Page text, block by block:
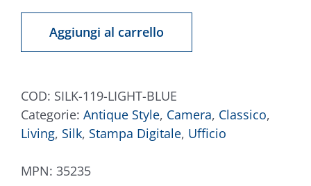
Azzurro
quantità
Aggiungi al carrello
COD: SILK-119-LIGHT-BLUE
Categorie: Antique Style, Camera, Classico,
Living, Silk, Stampa Digitale, Ufficio
MPN: 35235